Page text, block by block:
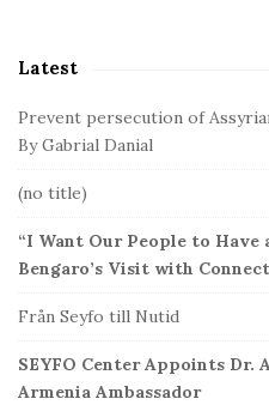
e
a
Latest
Prevent persecution of
By Gabrial Danial
(no title)
“I Want Our People to Have
Bengaro’s Visit with
Från Seyfo till Nutid
SEYFO Center Appoints Dr.
Armenia Ambassador